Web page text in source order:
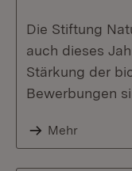
Die Stiftung
auch dieses
Stärkung der
Bewerbungen
Mehr